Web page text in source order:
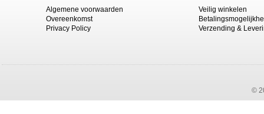
Algemene voorwaarden
Overeenkomst
Privacy Policy
Veilig winkelen
Verzending &
©